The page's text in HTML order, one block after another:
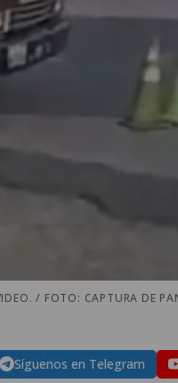
/ FOTO: CAPTURA DE
Síguenos en Telegram